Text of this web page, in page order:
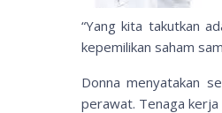
“Yang kita takutkan
kepemilikan saham
Donna menyatakan
perawat. Tenaga